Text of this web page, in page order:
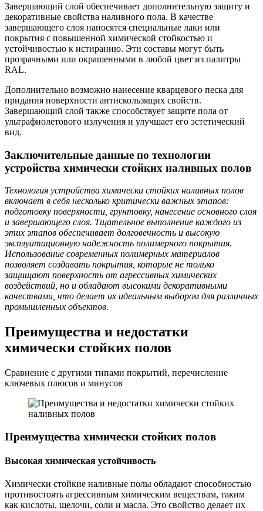
Завершающий слой обеспечивает дополнительную защиту и
декоративные свойства наливного пола. В качестве
завершающего слоя наносятся специальные лаки или
покрытия с повышенной химической стойкостью и
устойчивостью к истиранию. Эти составы могут быть
прозрачными или окрашенными в любой цвет из палитры
RAL.
Дополнительно возможно нанесение кварцевого песка для
придания поверхности антискользящих свойств.
Завершающий слой также способствует защите пола от
ультрафиолетового излучения и улучшает его эстетический
вид.
Заключительные данные по технологии
устройства химически стойких наливных полов
Технология устройства химически стойких наливных полов
включает в себя несколько критически важных этапов:
подготовку поверхности, грунтовку, нанесение основного слоя
и завершающего слоя. Тщательное выполнение каждого из
этих этапов обеспечивает долговечность и высокую
эксплуатационную надежность полимерного покрытия.
Использование современных полимерных материалов
позволяет создавать покрытия, которые не только
защищают поверхность от агрессивных химических
воздействий, но и обладают высокими декоративными
качествами, что делает их идеальным выбором для различных
промышленных объектов.
Преимущества и недостатки
химически стойких полов
Сравнение с другими типами покрытий, перечисление
ключевых плюсов и минусов
Преимущества химически стойких полов
Высокая химическая устойчивость
Химически стойкие наливные полы обладают способностью
противостоять агрессивным химическим веществам, таким
как кислоты, щелочи, соли и масла. Это свойство делает их